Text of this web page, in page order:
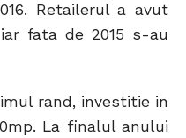
Retailerul a avut
fata de 2015 s-au
rand, investitie in
La finalul anului